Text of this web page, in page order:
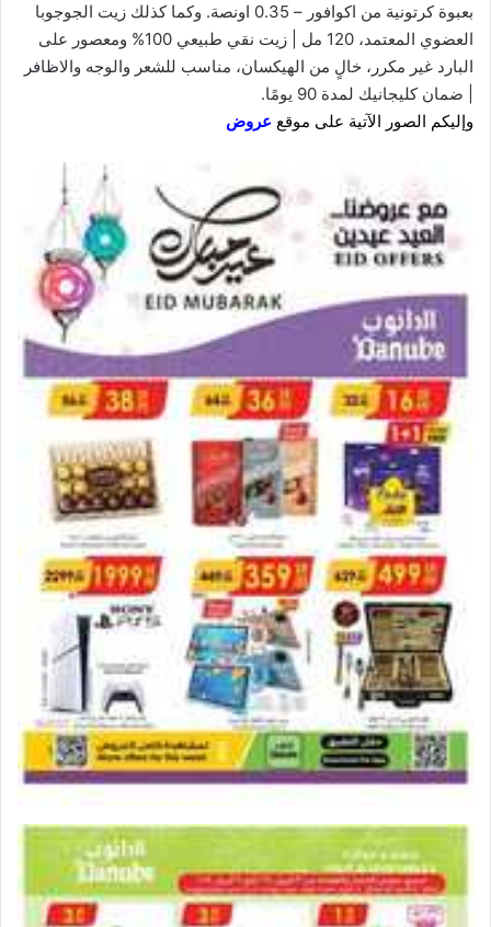
بعبوة كرتونية من اكوافور – 0.35 اونصة. وكما كذلك زيت الجوجوبا
العضوي المعتمد، 120 مل | زيت نقي طبيعي 100% ومعصور على
البارد غير مكرر، خالٍ من الهيكسان، مناسب للشعر والوجه والاظافر
| ضمان كليجانيك لمدة 90 يومًا.
وإليكم الصور الآتية على موقع عروض